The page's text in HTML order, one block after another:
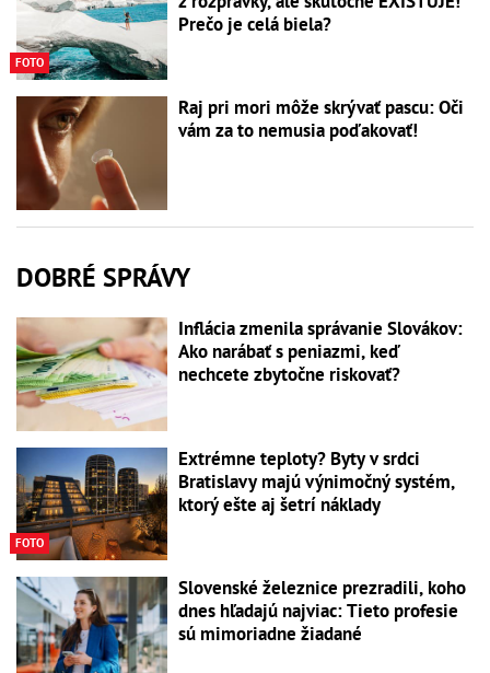
FOTO
Prečo je celá biela?
Raj pri mori môže skrývať pascu: Oči
vám za to nemusia poďakovať!
DOBRÉ SPRÁVY
Inflácia zmenila správanie Slovákov:
Ako narábať s peniazmi, keď
nechcete zbytočne riskovať?
FOTO
Extrémne teploty? Byty v srdci
Bratislavy majú výnimočný systém,
ktorý ešte aj šetrí náklady
Slovenské železnice prezradili, koho
dnes hľadajú najviac: Tieto profesie
sú mimoriadne žiadané